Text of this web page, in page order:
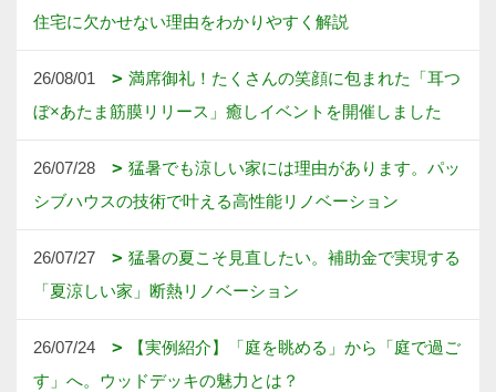
住宅に欠かせない理由をわかりやすく解説
26/08/01
満席御礼！たくさんの笑顔に包まれた「耳つ
ぼ×あたま筋膜リリース」癒しイベントを開催しました
26/07/28
猛暑でも涼しい家には理由があります。パッ
シブハウスの技術で叶える高性能リノベーション
26/07/27
猛暑の夏こそ見直したい。補助金で実現する
「夏涼しい家」断熱リノベーション
26/07/24
【実例紹介】「庭を眺める」から「庭で過ご
す」へ。ウッドデッキの魅力とは？